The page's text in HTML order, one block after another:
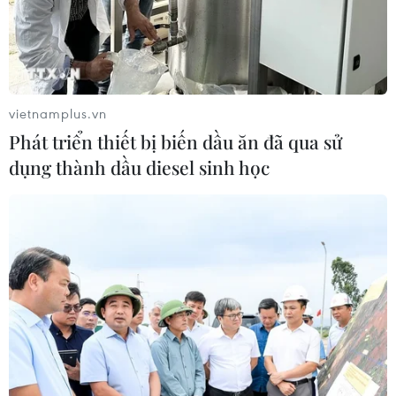
07/08/2026 10:56
Thụy Sĩ khó đạt mục tiêu giảm phát
thải khí nhà kính vào năm 2030
07/08/2026 09:42
Nam Nhật Bản, sân bay Okinawa
phải đóng cửa
07/08/2026 09:10
Từ ngày 9/8, cảnh báo nắng nóng
diện rộng ở khu vực Bắc Bộ và Trung
vietnamplus.vn
Phát triển thiết bị biến dầu ăn đã qua sử
dụng thành dầu diesel sinh học